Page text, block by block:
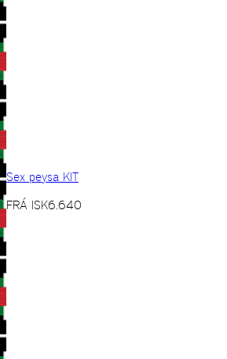
Sex peysa KIT
FRÁ ISK6.640